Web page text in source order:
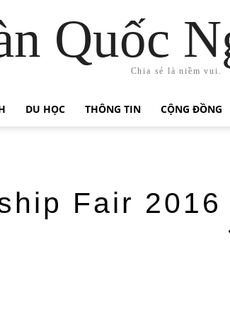
Quốc
Chia sẻ là niềm vui.
DU HỌC THÔNG TIN CỘNG ĐỒNG
Fair 2016